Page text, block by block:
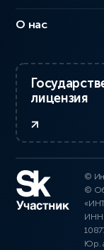
О нас
лицензия
©
©
ИНН
Юр.